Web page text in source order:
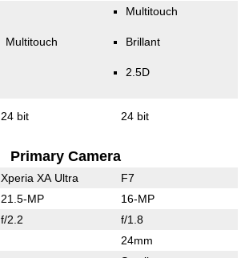
Multitouch
Multitouch
Brillant
2.5D
24 bit 24 bit
Primary Camera
Xperia XA Ultra F7
21.5-MP 16-MP
f/2.2 f/1.8
24mm